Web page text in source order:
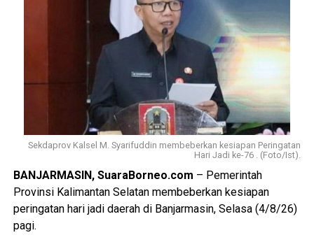
Sekdaprov Kalsel M. Syarifuddin membeberkan kesiapan Peringatan
Hari Jadi ke-76 . (Foto/Ist).
BANJARMASIN, SuaraBorneo.com – Pemerintah
Provinsi Kalimantan Selatan membeberkan kesiapan
peringatan hari jadi daerah di Banjarmasin, Selasa (4/8/26)
pagi.